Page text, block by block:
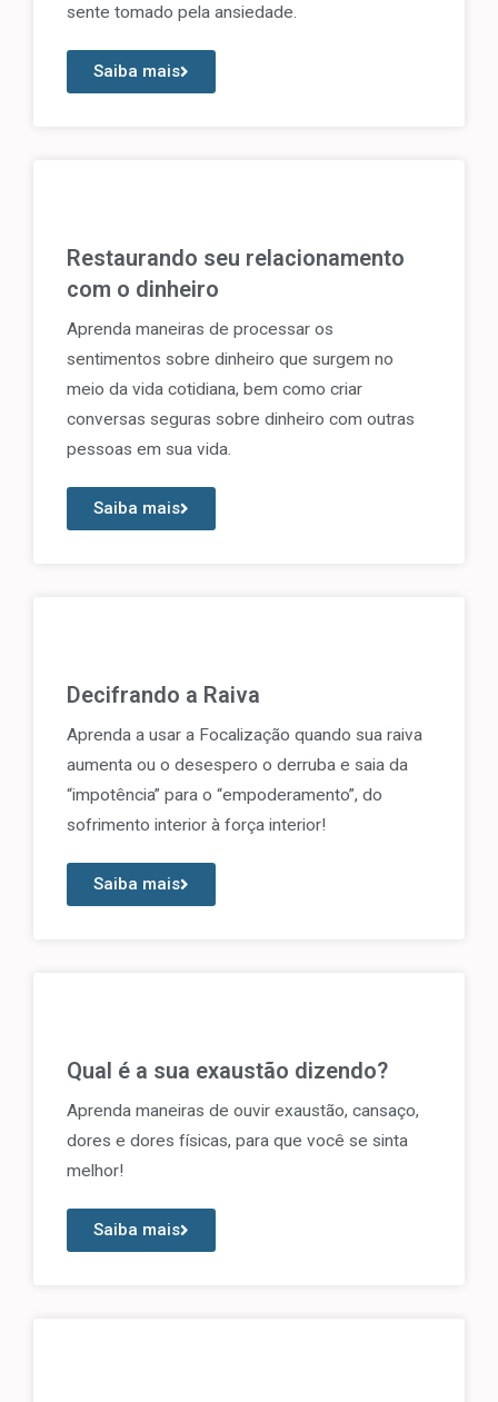
sente tomado pela ansiedade.
Saiba mais
Restaurando seu relacionamento
com o dinheiro
Aprenda maneiras de processar os
sentimentos sobre dinheiro que surgem no
meio da vida cotidiana, bem como criar
conversas seguras sobre dinheiro com outras
pessoas em sua vida.
Saiba mais
Decifrando a Raiva
Aprenda a usar a Focalização quando sua raiva
aumenta ou o desespero o derruba e saia da
“impotência” para o “empoderamento”, do
sofrimento interior à força interior!
Saiba mais
Qual é a sua exaustão dizendo?
Aprenda maneiras de ouvir exaustão, cansaço,
dores e dores físicas, para que você se sinta
melhor!
Saiba mais